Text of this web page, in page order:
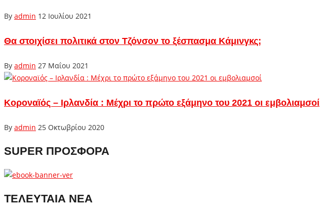
By admin 12 Ιουλίου 2021
Θα στοιχίσει πολιτικά στον Τζόνσον το ξέσπασμα Κάμινγκς;
By admin 27 Μαΐου 2021
Κοροναϊός – Ιρλανδία : Μέχρι το πρώτο εξάμηνο του 2021 οι εμβολιαμσοί
By admin 25 Οκτωβρίου 2020
SUPER ΠΡΟΣΦΟΡΑ
ΤΕΛΕΥΤΑΙΑ ΝΕΑ